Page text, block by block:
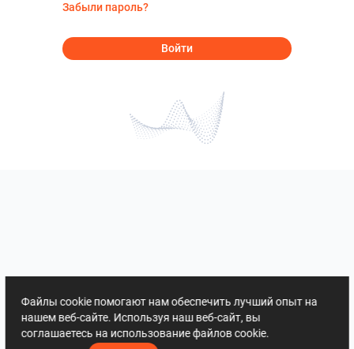
Забыли пароль?
Войти
Файлы cookie помогают нам обеспечить лучший опыт на
нашем веб-сайте. Используя наш веб-сайт, вы
соглашаетесь на использование файлов cookie.